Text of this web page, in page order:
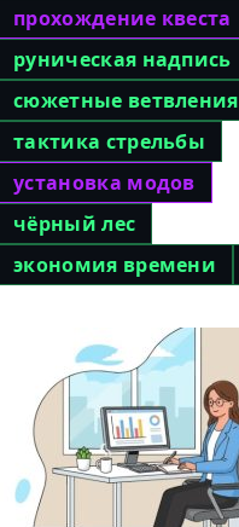
прохождение квеста
руническая надпись
сюжетные ветвления
тактика стрельбы
установка модов
чёрный лес
экономия времени